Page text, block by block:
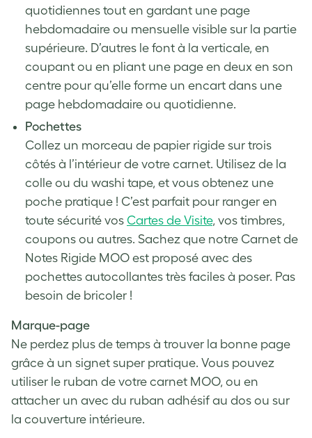
quotidiennes tout en gardant une page
hebdomadaire ou mensuelle visible sur la partie
supérieure. D’autres le font à la verticale, en
coupant ou en pliant une page en deux en son
centre pour qu’elle forme un encart dans une
page hebdomadaire ou quotidienne.
Pochettes
Collez un morceau de papier rigide sur trois
côtés à l’intérieur de votre carnet. Utilisez de la
colle ou du washi tape, et vous obtenez une
poche pratique ! C’est parfait pour ranger en
toute sécurité vos Cartes de Visite, vos timbres,
coupons ou autres. Sachez que notre Carnet de
Notes Rigide MOO est proposé avec des
pochettes autocollantes très faciles à poser. Pas
besoin de bricoler !
Marque-page
Ne perdez plus de temps à trouver la bonne page
grâce à un signet super pratique. Vous pouvez
utiliser le ruban de votre carnet MOO, ou en
attacher un avec du ruban adhésif au dos ou sur
la couverture intérieure.